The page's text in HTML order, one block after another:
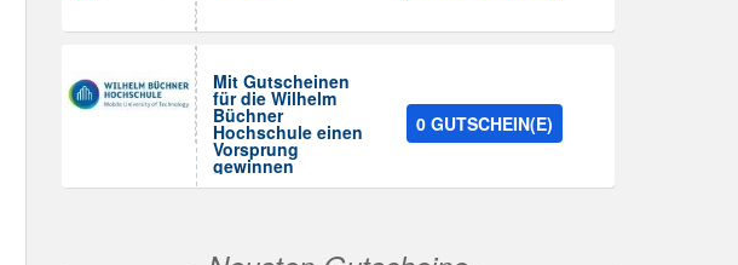
Mit Gutscheinen
für die Wilhelm
Büchner
Hochschule einen
Vorsprung
gewinnen
0 GUTSCHEIN(E)